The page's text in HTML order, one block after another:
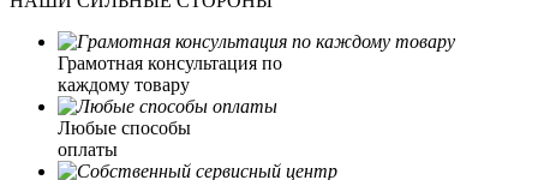
Грамотная консультация по
каждому товару
Любые способы
оплаты